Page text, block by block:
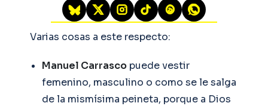
Varias cosas a este respecto:
Manuel Carrasco puede vestir
femenino, masculino o como se le salga
de la mismísima peineta, porque a Dios